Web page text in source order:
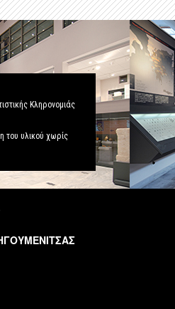
Κληρονομιάς
του υλικού χωρίς